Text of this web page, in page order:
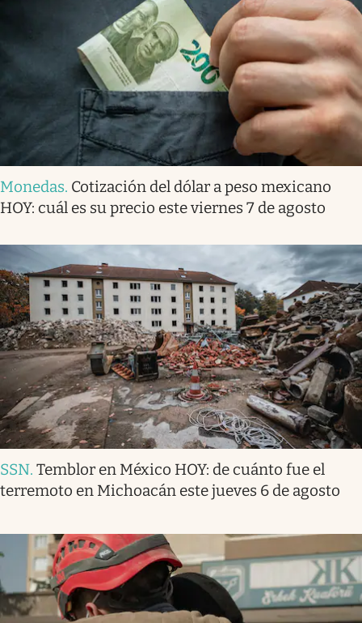
Monedas. Cotización del dólar a peso mexicano
HOY: cuál es su precio este viernes 7 de agosto
SSN. Temblor en México HOY: de cuánto fue el
terremoto en Michoacán este jueves 6 de agosto